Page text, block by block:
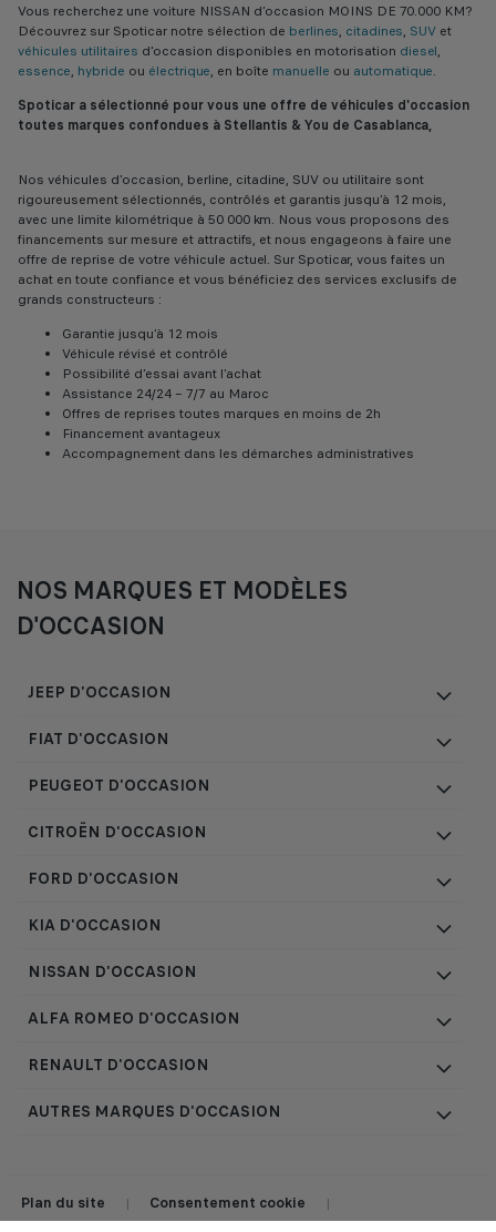
Vous recherchez une voiture NISSAN d’occasion MOINS DE 70.000 KM?
Découvrez sur Spoticar notre sélection de berlines, citadines, SUV et
véhicules utilitaires d'occasion disponibles en motorisation diesel,
essence, hybride ou électrique, en boîte manuelle ou automatique.
Spoticar a sélectionné pour vous une offre de véhicules d'occasion
toutes marques confondues à Stellantis & You de Casablanca,
Nos véhicules d’occasion, berline, citadine, SUV ou utilitaire sont
rigoureusement sélectionnés, contrôlés et garantis jusqu’à 12 mois,
avec une limite kilométrique à 50 000 km. Nous vous proposons des
financements sur mesure et attractifs, et nous engageons à faire une
offre de reprise de votre véhicule actuel. Sur Spoticar, vous faites un
achat en toute confiance et vous bénéficiez des services exclusifs de
grands constructeurs :
Garantie jusqu’à 12 mois
Véhicule révisé et contrôlé
Possibilité d’essai avant l’achat
Assistance 24/24 – 7/7 au Maroc
Offres de reprises toutes marques en moins de 2h
Financement avantageux
Accompagnement dans les démarches administratives
NOS MARQUES ET MODÈLES
D'OCCASION
JEEP D'OCCASION
FIAT D'OCCASION
PEUGEOT D'OCCASION
CITROËN D'OCCASION
FORD D'OCCASION
KIA D'OCCASION
NISSAN D'OCCASION
ALFA ROMEO D'OCCASION
RENAULT D'OCCASION
AUTRES MARQUES D'OCCASION
Plan du site | Consentement cookie |